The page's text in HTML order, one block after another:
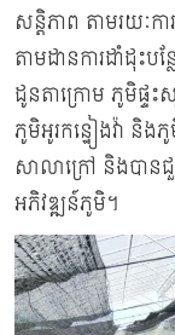
សន្តិភាព តាមរយៈ
តាមដានការដាំដុះ
ដូនតាក្រោម ភូមិផ្ទ
ភូមិអូរកន្ឋៀងវ៉ា និ
សាលាក្រៅ និងបាន
អភិវឌ្ឍន៍ភូមិ។